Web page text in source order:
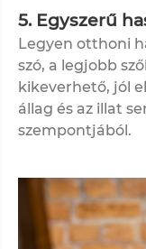
5. Egyszerű
Legyen otthoni
szó, a legjobb
kikeverhető, jól
állag és az illat
szempontjából.